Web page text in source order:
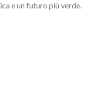
e un futuro più verde.